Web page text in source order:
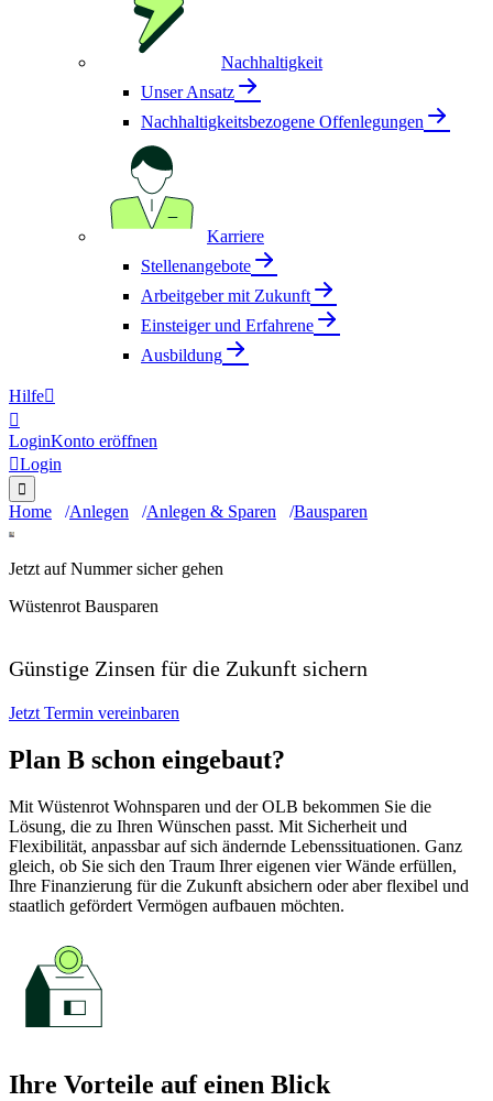
Nachhaltigkeit
Unser Ansatz
Nachhaltigkeitsbezogene Offenlegungen
Karriere
Stellenangebote
Arbeitgeber mit Zukunft
Einsteiger und Erfahrene
Ausbildung
Hilfe

LoginKonto eröffnen
Login

Home Anlegen Anlegen & Sparen Bausparen
Jetzt auf Nummer sicher gehen
Wüstenrot Bausparen
Günstige Zinsen für die Zukunft sichern
Jetzt Termin vereinbaren
Plan B schon eingebaut?
Mit Wüstenrot Wohnsparen und der OLB bekommen Sie die
Lösung, die zu Ihren Wünschen passt. Mit Sicherheit und
Flexibilität, anpassbar auf sich ändernde Lebenssituationen. Ganz
gleich, ob Sie sich den Traum Ihrer eigenen vier Wände erfüllen,
Ihre Finanzierung für die Zukunft absichern oder aber flexibel und
staatlich gefördert Vermögen aufbauen möchten.
Ihre Vorteile auf einen Blick